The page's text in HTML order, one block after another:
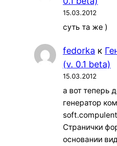
15.03.2012
суть та же )
fedorka к
(v. 0.1 beta)
15.03.2012
а вот теперь
генератор
Странички
основании